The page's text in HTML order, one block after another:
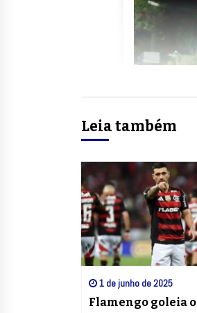
Leia também
1 de junho de 2025
Flamengo goleia o